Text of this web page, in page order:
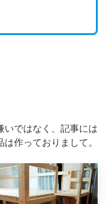
ではなく、記事には
作っておりまして。